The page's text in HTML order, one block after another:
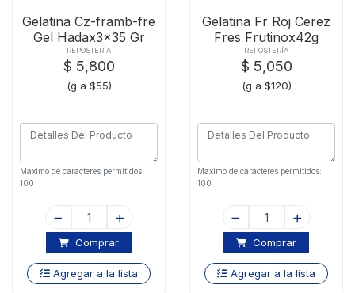
Gelatina Cz-framb-fre
Gel Hadax3x35 Gr
REPOSTERÍA
$ 5,800
(g a $55)
Maximo de caracteres permitidos:
100
Comprar
Agregar a la lista
Gelatina Fr Roj Cerez
Fres Frutinox42g
REPOSTERÍA
$ 5,050
(g a $120)
Maximo de caracteres permitidos:
100
Comprar
Agregar a la lista